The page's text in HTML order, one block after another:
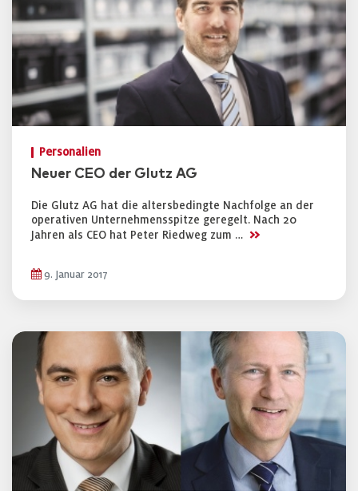
Personalien
Neuer CEO der Glutz AG
Die Glutz AG hat die altersbedingte Nachfolge an der
operativen Unternehmensspitze geregelt. Nach 20
Jahren als CEO hat Peter Riedweg zum … >>
9. Januar 2017